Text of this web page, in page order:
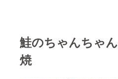
鮭のちゃんちゃん
焼